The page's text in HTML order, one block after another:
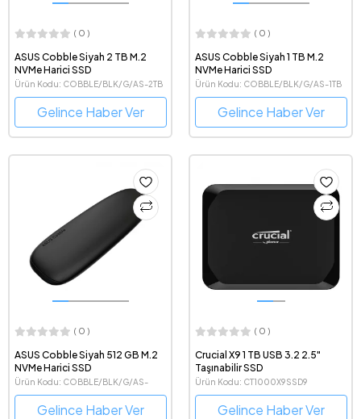
( 0 )
ASUS Cobble Siyah 2 TB M.2
NVMe Harici SSD
Ürün Kodu: COBBLE/BLK/G/AS-2TB
Gelince Haber Ver
( 0 )
ASUS Cobble Siyah 1 TB M.2
NVMe Harici SSD
Ürün Kodu: COBBLE/BLK/G/AS-1TB
Gelince Haber Ver
( 0 )
ASUS Cobble Siyah 512 GB M.2
NVMe Harici SSD
Ürün Kodu: COBBLE/BLK/G/AS-
512GB
Gelince Haber Ver
( 0 )
Crucial X9 1 TB USB 3.2 2.5"
Taşınabilir SSD
Ürün Kodu: CT1000X9SSD9
Gelince Haber Ver